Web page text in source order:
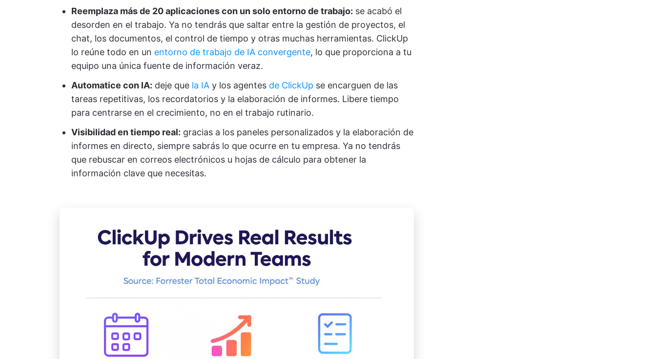
Reemplaza más de 20 aplicaciones con un solo entorno de trabajo: se acabó el
desorden en el trabajo. Ya no tendrás que saltar entre la gestión de proyectos, el
chat, los documentos, el control de tiempo y otras muchas herramientas. ClickUp
lo reúne todo en un entorno de trabajo de IA convergente, lo que proporciona a tu
equipo una única fuente de información veraz.
Automatice con IA: deje que la IA y los agentes de ClickUp se encarguen de las
tareas repetitivas, los recordatorios y la elaboración de informes. Libere tiempo
para centrarse en el crecimiento, no en el trabajo rutinario.
Visibilidad en tiempo real: gracias a los paneles personalizados y la elaboración de
informes en directo, siempre sabrás lo que ocurre en tu empresa. Ya no tendrás
que rebuscar en correos electrónicos u hojas de cálculo para obtener la
información clave que necesitas.